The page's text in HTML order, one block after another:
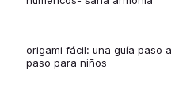
origami fácil: una guía paso a
paso para niños